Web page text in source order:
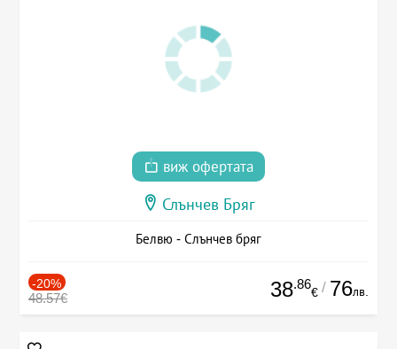
виж офертата
Слънчев Бряг
Белвю - Слънчев бряг
-20%
48.57€ 38.86
€ / 76лв.